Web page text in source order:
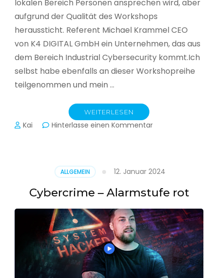
lokalen Bereich Personen ansprechen wird, aber
aufgrund der Qualität des Workshops
heraussticht. Referent Michael Krammel CEO
von K4 DIGITAL GmbH ein Unternehmen, das aus
dem Bereich Industrial Cybersecurity kommt.Ich
selbst habe ebenfalls an dieser Workshopreihe
teilgenommen und mein …
WEITERLESEN
Kai Hinterlasse einen Kommentarzu
Produktion
ALLGEMEIN 12. Januar 2024
Cybercrime – Alarmstufe rot